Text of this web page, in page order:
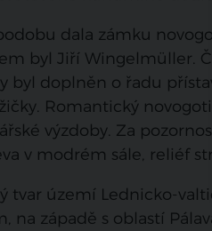
dala zámku
byl Jiří Wingelmüller.
byl doplněn o řadu
Romantický
výzdoby. Za
v modrém sále, reliéf
tvar území Lednicko-
na západě s oblastí